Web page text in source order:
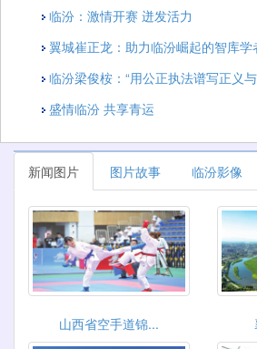
临汾：激情开赛 迸发活力
翼城崔正龙：助力临汾崛起的智库学
临汾梁俊桉：“用公正执法谱写正义
盛情临汾 共享青运
新闻图片 图片故事 临汾影像
山西省空手道锦...